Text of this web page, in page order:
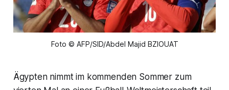
Foto © AFP/SID/Abdel Majid BZIOUAT
Ägypten nimmt im kommenden Sommer zum